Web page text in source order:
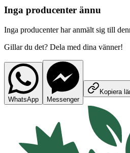
Inga producenter ännu
Inga producenter har anmält sig till
Gillar du det? Dela med dina vänner!
WhatsApp Messenger
Kopiera